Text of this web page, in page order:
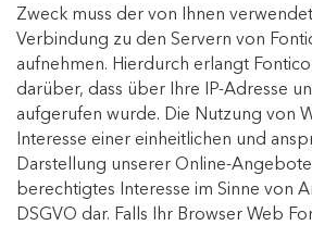
Zweck muss der von Ihnen
Verbindung zu den Servern von
aufnehmen. Hierdurch erlangt
darüber, dass über Ihre IP-Adresse
aufgerufen wurde. Die Nutzung von
Interesse einer einheitlichen und
Darstellung unserer Online-
berechtigtes Interesse im Sinne von
DSGVO dar. Falls Ihr Browser Web